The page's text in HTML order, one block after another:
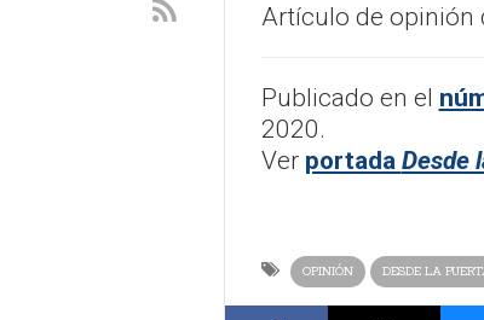
Artículo de opinión
Publicado en el
2020.
Ver portada Desde
OPINIÓN DESDE LA